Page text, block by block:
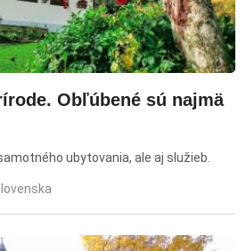
Obľúbené sú najmä
ubytovania, ale aj služieb.